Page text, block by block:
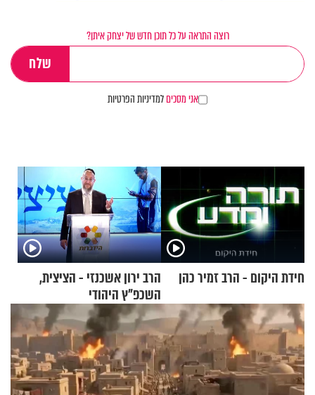
רוצה התראה על כל תוכן חדש של יצחק איתן?
אני מסכיםלמדיניות הפרטיות
חידת היקום - הרב זמיר כהן
הרב ירון אשכנזי - הציצית,
השכפ"ץ היהודי